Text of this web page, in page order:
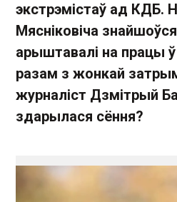
экстрэмістаў ад КДБ.
Мясніковіча
арыштавалі на працы
разам з жонкай
журналіст Дзмітрый
здарылася сёння?